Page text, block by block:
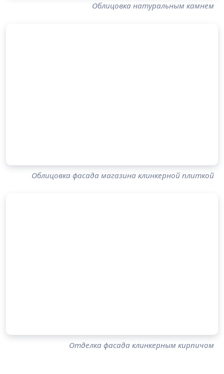
Облицовка натуральным камнем
Облицовка фасада магазина клинкерной плиткой
Отделка фасада клинкерным кирпичом